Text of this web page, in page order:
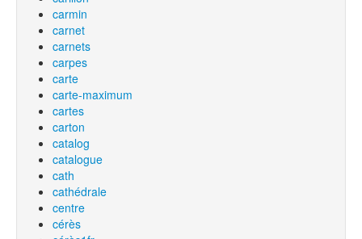
carmin
carnet
carnets
carpes
carte
carte-maximum
cartes
carton
catalog
catalogue
cath
cathédrale
centre
cérès